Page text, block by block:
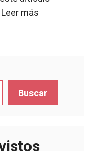
Leer más
Buscar